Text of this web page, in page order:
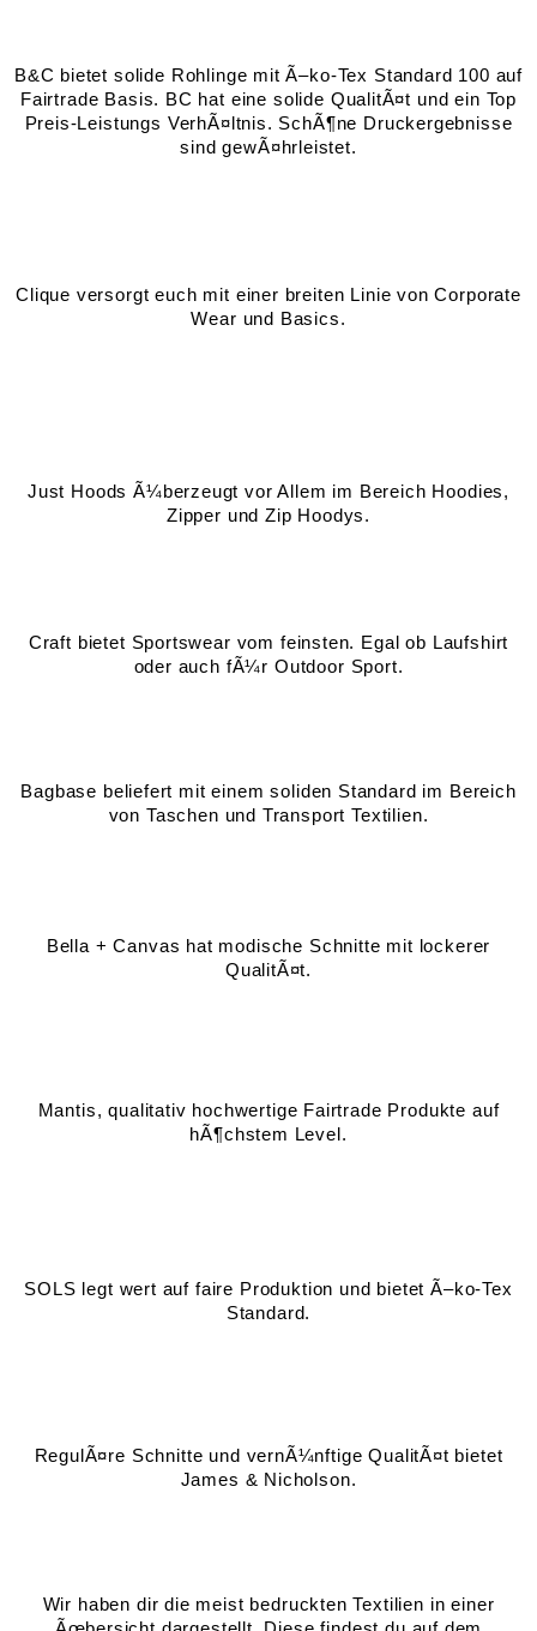
B&C bietet solide Rohlinge mit Ã–ko-Tex Standard 100 auf
Fairtrade Basis. BC hat eine solide QualitÃ¤t und ein Top
Preis-Leistungs VerhÃ¤ltnis. SchÃ¶ne Druckergebnisse
sind gewÃ¤hrleistet.
Clique versorgt euch mit einer breiten Linie von Corporate
Wear und Basics.
Just Hoods Ã¼berzeugt vor Allem im Bereich Hoodies,
Zipper und Zip Hoodys.
Craft bietet Sportswear vom feinsten. Egal ob Laufshirt
oder auch fÃ¼r Outdoor Sport.
Bagbase beliefert mit einem soliden Standard im Bereich
von Taschen und Transport Textilien.
Bella + Canvas hat modische Schnitte mit lockerer
QualitÃ¤t.
Mantis, qualitativ hochwertige Fairtrade Produkte auf
hÃ¶chstem Level.
SOLS legt wert auf faire Produktion und bietet Ã–ko-Tex
Standard.
RegulÃ¤re Schnitte und vernÃ¼nftige QualitÃ¤t bietet
James & Nicholson.
Wir haben dir die meist bedruckten Textilien in einer